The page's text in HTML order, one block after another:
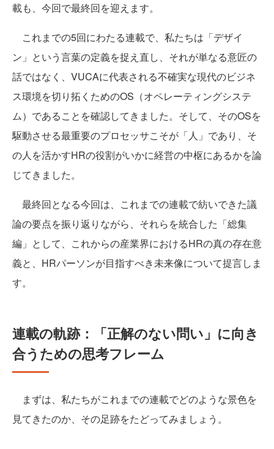
載も、今回で最終回を迎えます。
これまでの5回にわたる連載で、私たちは「デザイ
ン」という言葉の定義を捉え直し、それが単なる意匠の
話ではなく、VUCAに代表される不確実な現代のビジネ
ス環境を切り拓くためのOS（オペレーティングシステ
ム）であることを確認してきました。そして、そのOSを
駆動させる最重要のプロセッサこそが「人」であり、そ
の人を活かすHRの役割がいかに経営の中枢にあるかを論
じてきました。
最終回となる今回は、これまでの連載で紡いできた議
論の要点を振り返りながら、それらを統合した「総集
編」として、これからの産業界におけるHRの真の存在意
義と、HRパーソンが目指すべき未来像について提言しま
す。
連載の軌跡：「正解のない問い」に向き
合うための思考フレーム
まずは、私たちがこれまでの連載でどのような景色を
見てきたのか、その足跡をたどってみましょう。